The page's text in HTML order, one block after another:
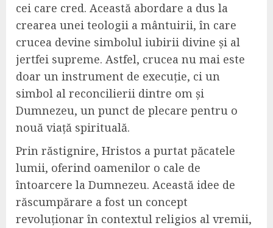
cei care cred. Această abordare a dus la
crearea unei teologii a mântuirii, în care
crucea devine simbolul iubirii divine și al
jertfei supreme. Astfel, crucea nu mai este
doar un instrument de execuție, ci un
simbol al reconcilierii dintre om și
Dumnezeu, un punct de plecare pentru o
nouă viață spirituală.
Prin răstignire, Hristos a purtat păcatele
lumii, oferind oamenilor o cale de
întoarcere la Dumnezeu. Această idee de
răscumpărare a fost un concept
revoluționar în contextul religios al vremii,